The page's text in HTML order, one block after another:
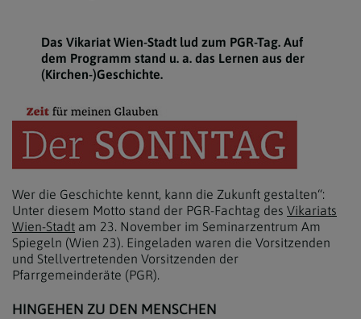
Das Vikariat Wien-Stadt lud zum PGR-Tag. Auf
dem Programm stand u. a. das Lernen aus der
(Kirchen-)Geschichte.
Wer die Geschichte kennt, kann die Zukunft gestalten“:
Unter diesem Motto stand der PGR-Fachtag des Vikariats
Wien-Stadt am 23. November im Seminarzentrum Am
Spiegeln (Wien 23). Eingeladen waren die Vorsitzenden
und Stellvertretenden Vorsitzenden der
Pfarrgemeinderäte (PGR).
HINGEHEN ZU DEN MENSCHEN